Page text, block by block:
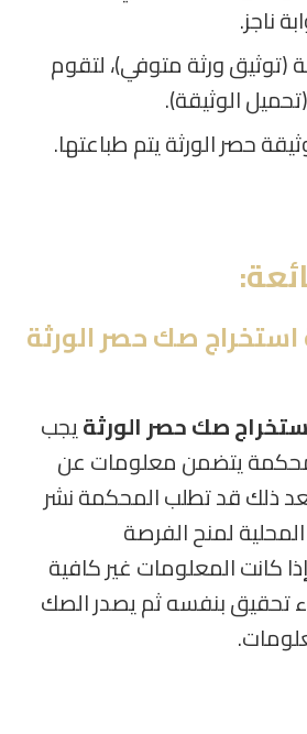
ناجز.
(توثيق ورثة متوفي)، لتقوم
الوثيقة).
حصر الورثة يتم طباعتها.
صك حصر الورثة
صك حصر الورثةيجب
يتضمن معلومات عن
ذلك قد تطلب المحكمة نشر
لمنح الفرصة
كانت المعلومات غير كافية
تحقيق بنفسه ثم يصدر الصك
.